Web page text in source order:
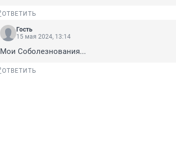
ОТВЕТИТЬ
Гость
15 мая 2024, 13:14
Мои Соболезнования...
ОТВЕТИТЬ